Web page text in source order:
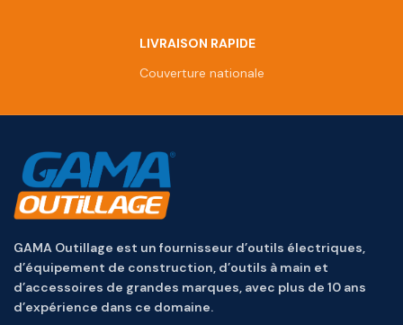
LIVRAISON RAPIDE
Couverture nationale
GAMA Outillage est un fournisseur d’outils électriques,
d’équipement de construction, d’outils à main et
d’accessoires de grandes marques, avec plus de 10 ans
d’expérience dans ce domaine.